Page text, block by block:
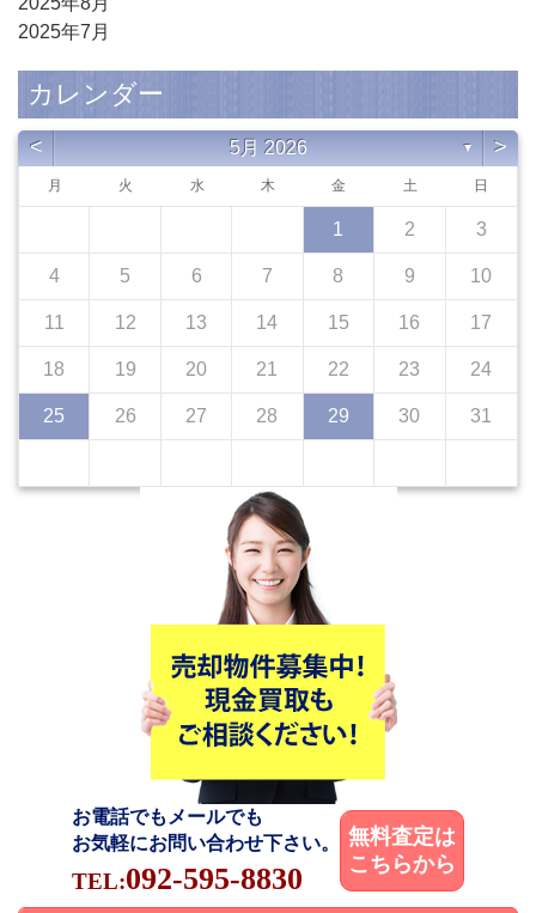
2025年7月
カレンダー
< 5月 2026 ▼ >
月 火 水 木 金 土 日
1 2 3
4 5 6 7 8 9 10
11 12 13 14 15 16 17
18 19 20 21 22 23 24
25 26 27 28 29 30 31
お電話でもメールでも
お気軽にお問い合わせ下さい。
TEL:092-595-8830
無料査定は
こちらから